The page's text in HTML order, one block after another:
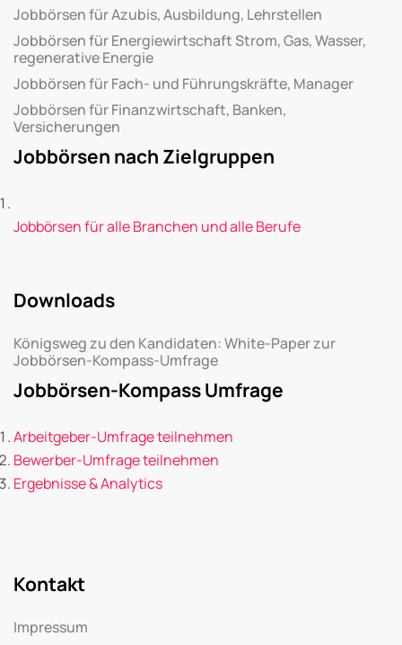
Jobbörsen für Azubis, Ausbildung, Lehrstellen
Jobbörsen für Energiewirtschaft Strom, Gas, Wasser,
regenerative Energie
Jobbörsen für Fach- und Führungskräfte, Manager
Jobbörsen für Finanzwirtschaft, Banken,
Versicherungen
Jobbörsen nach Zielgruppen
Jobbörsen für alle Branchen und alle Berufe
Downloads
Königsweg zu den Kandidaten: White-Paper zur
Jobbörsen-Kompass-Umfrage
Jobbörsen-Kompass Umfrage
Arbeitgeber-Umfrage teilnehmen
Bewerber-Umfrage teilnehmen
Ergebnisse & Analytics
Kontakt
Impressum